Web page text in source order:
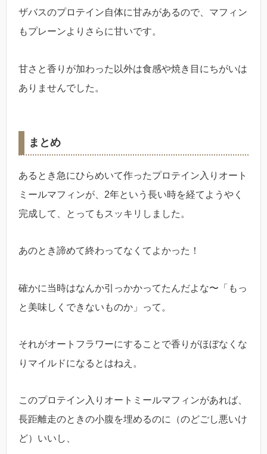
ザバスのプロテイン自体に甘みがあるので、マフィン
もプレーンよりさらに甘いです。
甘さと香りが加わった以外は食感や焼き目にちがいは
ありませんでした。
まとめ
あるとき急にひらめいて作ったプロテイン入りオート
ミールマフィンが、2年という長い時を経てようやく
完成して、とってもスッキリしました。
あのとき諦めて終わってなくてよかった！
確かに当時はなんか引っかかってたんだよな〜「もっ
と美味しくできないものか」って。
それがオートフラワーにすることで香りがほぼなくな
りマイルドになるとはねえ。
このプロテイン入りオートミールマフィンがあれば、
長距離走のときの小腹を埋めるのに（のどごし悪いけ
ど）いいし、